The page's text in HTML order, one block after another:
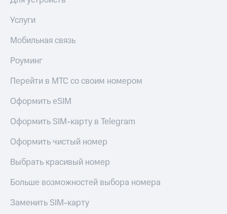
Услуги
Мобильная связь
Роуминг
Перейти в МТС со своим номером
Оформить eSIM
Оформить SIM-карту в Telegram
Оформить чистый номер
Выбрать красивый номер
Больше возможностей выбора номера
Заменить SIM-карту